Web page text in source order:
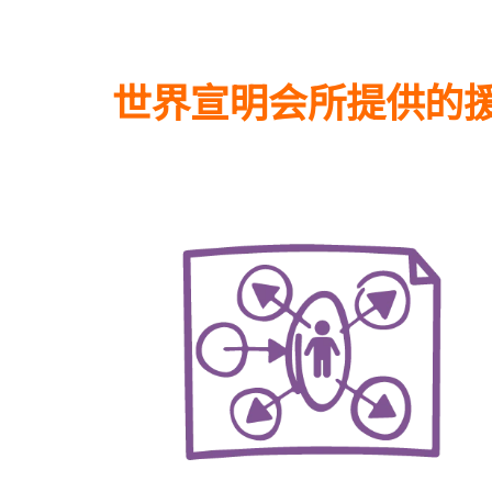
世界宣明会所提供的